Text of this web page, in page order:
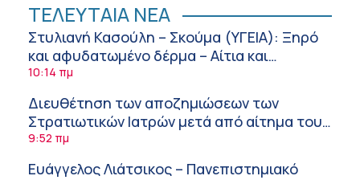
ΤΕΛΕΥΤΑΙΑ ΝΕΑ
Στυλιανή Κασούλη – Σκούμα (ΥΓΕΙΑ): Ξηρό
και αφυδατωμένο δέρμα – Αίτια και
αντιμετώπιση
10:14 πμ
Διευθέτηση των αποζημιώσεων των
Στρατιωτικών Ιατρών μετά από αίτημα του
ΙΣΑ
9:52 πμ
Ευάγγελος Λιάτσικος – Πανεπιστημιακό